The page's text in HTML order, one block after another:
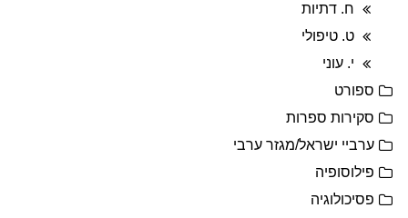
ח. דתיות
ט. טיפולי
י. עוני
ספורט
סקירות ספרות
ערביי ישראל/מגזר ערבי
פילוסופיה
פסיכולוגיה